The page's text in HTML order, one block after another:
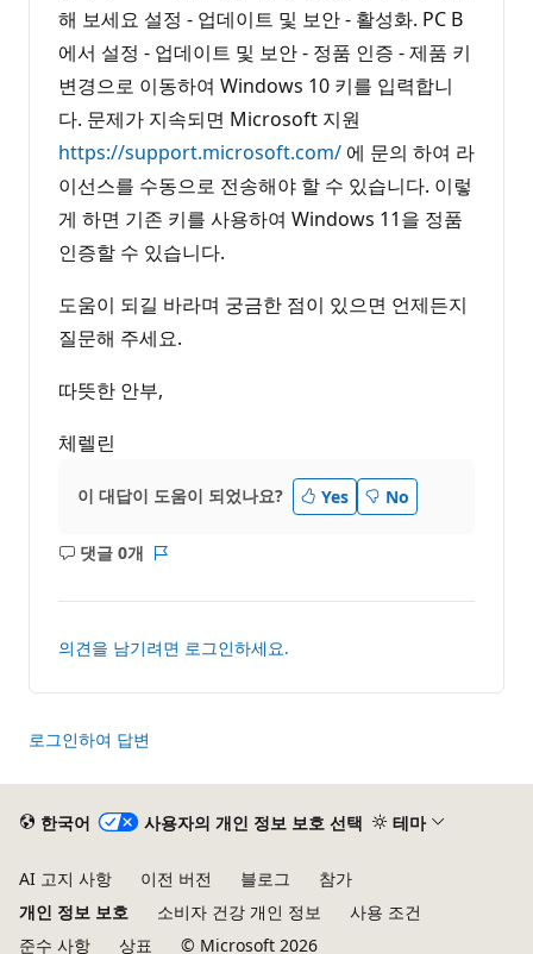
해 보세요 설정 - 업데이트 및 보안 - 활성화. PC B
에서 설정 - 업데이트 및 보안 - 정품 인증 - 제품 키
변경으로 이동하여 Windows 10 키를 입력합니
다. 문제가 지속되면 Microsoft 지원
https://support.microsoft.com/ 에 문의 하여 라
이선스를 수동으로 전송해야 할 수 있습니다. 이렇
게 하면 기존 키를 사용하여 Windows 11을 정품
인증할 수 있습니다.
도움이 되길 바라며 궁금한 점이 있으면 언제든지
질문해 주세요.
따뜻한 안부,
체렐린
이 대답이 도움이 되었나요? Yes No
댓글 0개
설
음
의견을 남기려면 로그인하세요.
로그인하여 답변
한국어 사용자의 개인 정보 보호 선택 테마
AI 고지 사항 이전 버전 블로그
참가
개인 정보 보호
소비자 건강 개인 정보
사용 조건
준수 사항
상표 © Microsoft 2026